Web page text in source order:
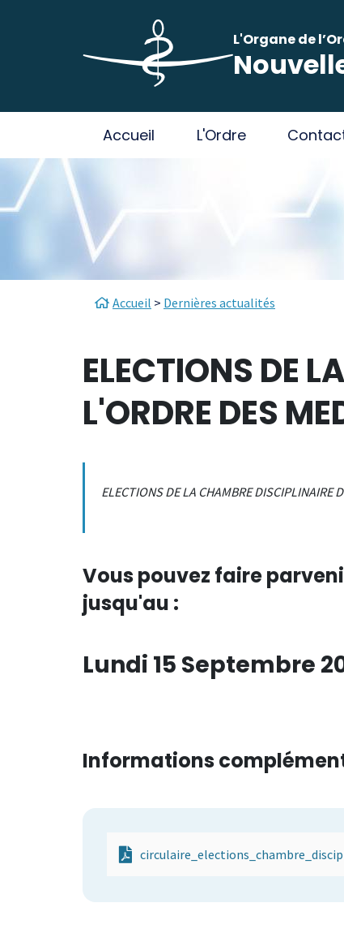
L'Organe de
Main navigation
Accueil L'Ordre
Fil d'Ariane
Accueil Dernières actualités
ELECTIONS DE
L'ORDRE DES
Paragraphes
ELECTIONS DE LA CHAMBRE
Vous pouvez faire
jusqu'au :
Lundi 15 Septembre
Informations